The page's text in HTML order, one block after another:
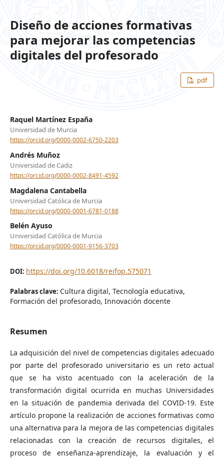
Diseño de acciones formativas
para mejorar las competencias
digitales del profesorado
pdf
Raquel Martínez España
Universidad de Murcia
https://orcid.org/0000-0002-6750-2203
Andrés Muñoz
Universidad de Cadiz
https://orcid.org/0000-0002-8491-4592
Magdalena Cantabella
Universidad Católica de Murcia
https://orcid.org/0000-0001-6781-0188
Belén Ayuso
Universidad Católica de Murcia
https://orcid.org/0000-0001-9156-3703
DOI: https://doi.org/10.6018/reifop.575071
Palabras clave: Cultura digital, Tecnología educativa,
Formación del profesorado, Innovación docente
Resumen
La adquisición del nivel de competencias digitales adecuado
por parte del profesorado universitario es un reto actual
que se ha visto acentuado con la aceleración de la
transformación digital ocurrida en muchas Universidades
en la situación de pandemia derivada del COVID-19. Este
artículo propone la realización de acciones formativas como
una alternativa para la mejora de las competencias digitales
relacionadas con la creación de recursos digitales, el
proceso de enseñanza-aprendizaje, la evaluación y el